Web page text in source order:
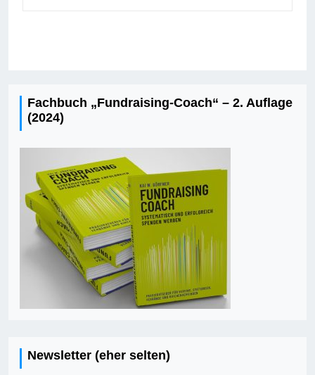
Fachbuch „Fundraising-Coach“ – 2. Auflage
(2024)
Newsletter (eher selten)